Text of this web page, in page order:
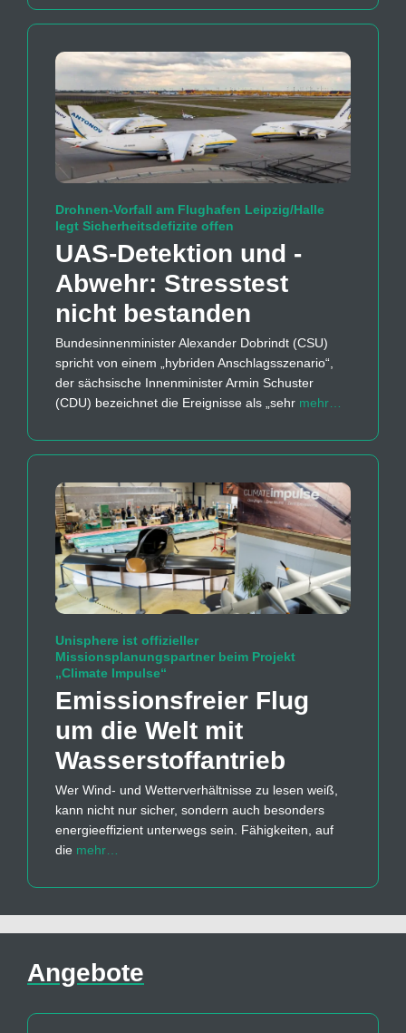
Drohnen-Vorfall am Flughafen Leipzig/Halle
legt Sicherheitsdefizite offen
UAS-Detektion und -
Abwehr: Stresstest
nicht bestanden
Bundesinnenminister Alexander Dobrindt (CSU)
spricht von einem „hybriden Anschlagsszenario“,
der sächsische Innenminister Armin Schuster
(CDU) bezeichnet die Ereignisse als „sehr mehr…
Unisphere ist offizieller
Missionsplanungspartner beim Projekt
„Climate Impulse“
Emissions­freier Flug
um die Welt mit
Wasserstoff­antrieb
Wer Wind- und Wetterverhältnisse zu lesen weiß,
kann nicht nur sicher, sondern auch besonders
energieeffizient unterwegs sein. Fähigkeiten, auf
die mehr…
Angebote